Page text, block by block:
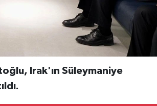
Irak'ın Süleymaniye